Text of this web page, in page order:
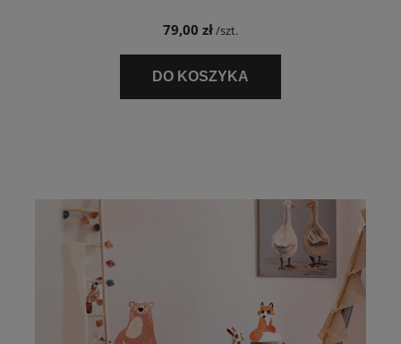
79,00 zł/szt.
DO KOSZYKA